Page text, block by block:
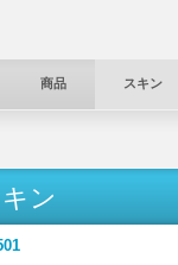
商品 スキン
ン